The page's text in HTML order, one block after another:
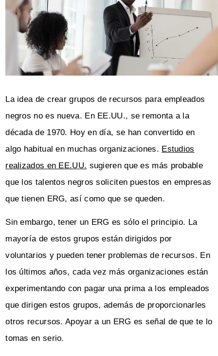
La idea de crear grupos de recursos para empleados
negros no es nueva. En EE.UU., se remonta a la
década de 1970. Hoy en día, se han convertido en
algo habitual en muchas organizaciones. Estudios
realizados en EE.UU. sugieren que es más probable
que los talentos negros soliciten puestos en empresas
que tienen ERG, así como que se queden.
Sin embargo, tener un ERG es sólo el principio. La
mayoría de estos grupos están dirigidos por
voluntarios y pueden tener problemas de recursos. En
los últimos años, cada vez más organizaciones están
experimentando con pagar una prima a los empleados
que dirigen estos grupos, además de proporcionarles
otros recursos. Apoyar a un ERG es señal de que te lo
tomas en serio.